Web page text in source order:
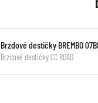
Brzdové destičky BREMBO
Brzdové destičky CC ROAD